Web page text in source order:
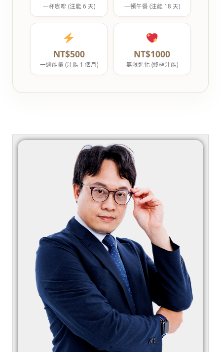
一杯咖啡 (注能 6 天) 一頓午餐 (注能 18 天)
NT$500
一週能量 (注能 1 個月)
NT$1000
無限進化 (終極注能)